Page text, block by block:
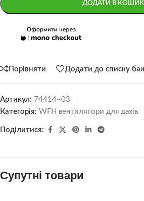
ДОДАТИ В КОШИК
Порівняти Додати до списку
Артикул: 74414~03
Категорія: WFH вентилятори для дахів
Поділитися:
Супутні товари